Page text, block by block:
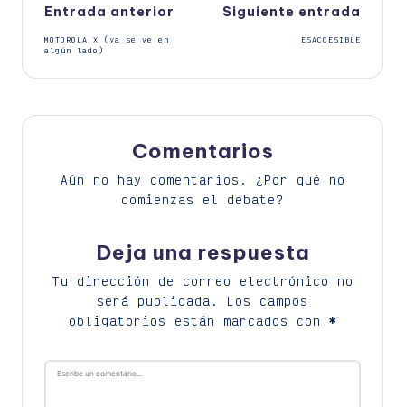
Navegación
de
Entrada anterior
MOTOROLA X (ya se ve en
algún lado)
Siguiente entrada
ESACCESIBLE
Comentarios
Aún no hay comentarios. ¿Por qué no
comienzas el debate?
Deja una respuesta
Tu dirección de correo electrónico no
será publicada.
Los campos
obligatorios están marcados con *